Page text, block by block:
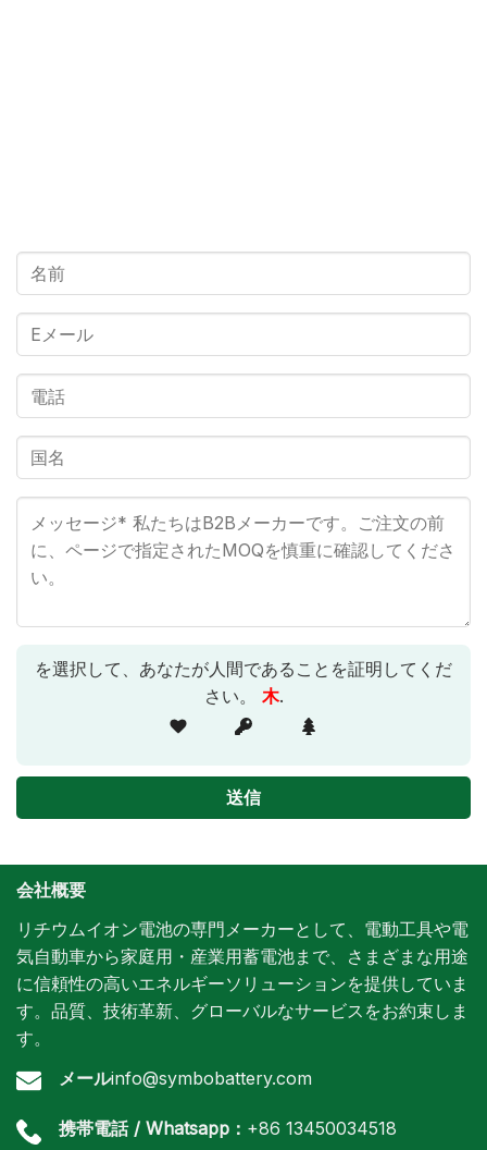
を選択して、あなたが人間であることを証明してくだ
さい。
木.
会社概要
リチウムイオン電池の専門メーカーとして、電動工具や電
気自動車から家庭用・産業用蓄電池まで、さまざまな用途
に信頼性の高いエネルギーソリューションを提供していま
す。品質、技術革新、グローバルなサービスをお約束しま
す。
メールinfo@symbobattery.com
携帯電話 / Whatsapp： +86 13450034518